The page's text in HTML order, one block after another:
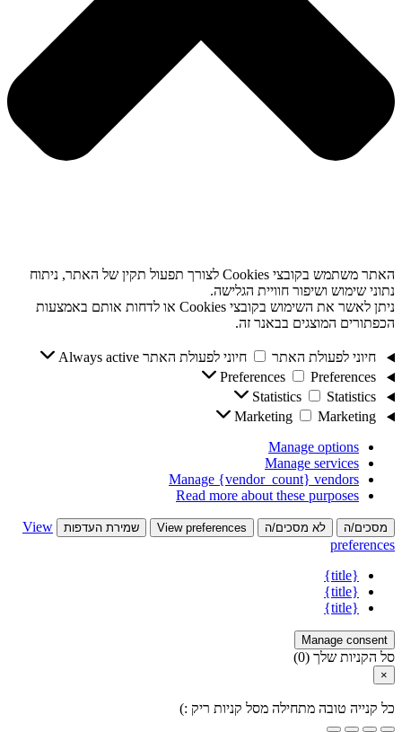
האתר משתמש בקובצי Cookies לצורך תפעול תקין של האתר, ניתוח
נתוני שימוש ושיפור חוויית הגלישה.
ניתן לאשר את השימוש בקובצי Cookies או לדחות אותם באמצעות
הכפתורים המוצגים בבאנר זה.
חיוני לפעולת האתר חיוני לפעולת האתר Always active
Preferences
Preferences
Statistics
Statistics
Marketing
Marketing
Manage options
Manage services
Manage {vendor_count} vendors
Read more about these purposes
מסכים/ה לא מסכים/ה View preferences שמירת העדפות
View
preferences
{title}
{title}
{title}
Manage consent
סל הקניות שלך (0)
×
כל קנייה טובה מתחילה מסל קניות ריק :)